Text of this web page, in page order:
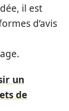
il est
d’avis
un
de